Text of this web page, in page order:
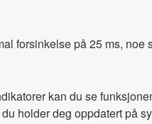
forsinkelse på 25 ms,
kan du se
holder deg oppdatert på